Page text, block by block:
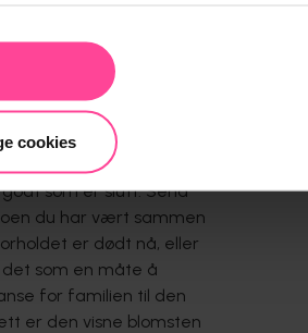
cookies
det klassiske symbolet
som er slutt. Send
du har vært sammen
er dødt nå, eller
som en måte å
for familien til den
er den visne blomsten